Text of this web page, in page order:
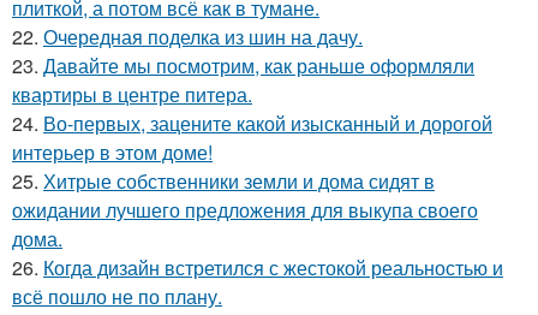
плиткой, а потом всё как в тумане.
22. Очередная поделка из шин на дачу.
23. Давайте мы посмотрим, как раньше оформляли
квартиры в центре питера.
24. Во-первых, зацените какой изысканный и дорогой
интерьер в этом доме!
25. Хитрые собственники земли и дома сидят в
ожидании лучшего предложения для выкупа своего
дома.
26. Когда дизайн встретился с жестокой реальностью и
всё пошло не по плану.